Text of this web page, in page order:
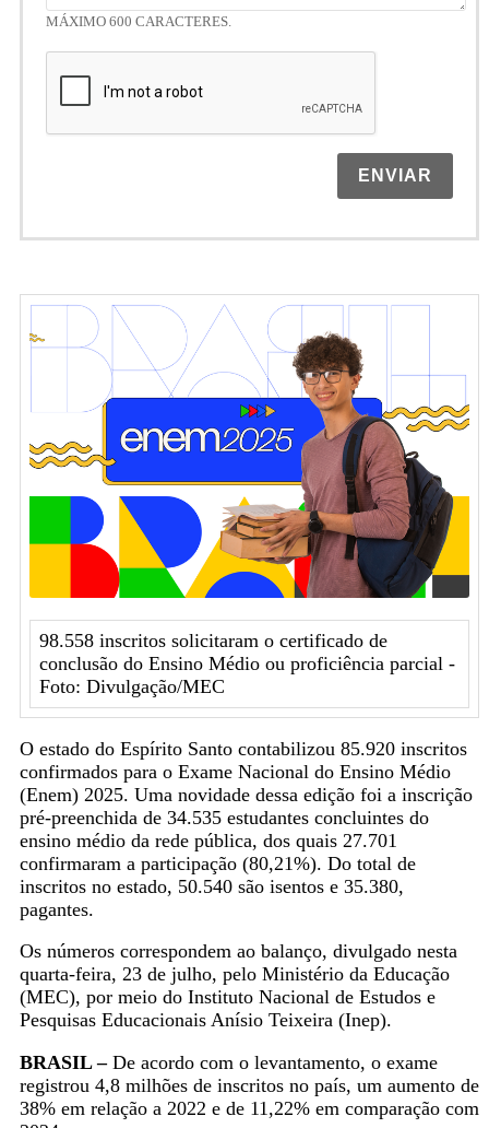
MÁXIMO 600 CARACTERES.
ENVIAR
98.558 inscritos solicitaram o certificado de
conclusão do Ensino Médio ou proficiência parcial -
Foto: Divulgação/MEC
O estado do Espírito Santo contabilizou 85.920 inscritos
confirmados para o Exame Nacional do Ensino Médio
(Enem) 2025. Uma novidade dessa edição foi a inscrição
pré-preenchida de 34.535 estudantes concluintes do
ensino médio da rede pública, dos quais 27.701
confirmaram a participação (80,21%). Do total de
inscritos no estado, 50.540 são isentos e 35.380,
pagantes.
Os números correspondem ao balanço, divulgado nesta
quarta-feira, 23 de julho, pelo Ministério da Educação
(MEC), por meio do Instituto Nacional de Estudos e
Pesquisas Educacionais Anísio Teixeira (Inep).
BRASIL –De acordo com o levantamento, o exame
registrou 4,8 milhões de inscritos no país, um aumento de
38% em relação a 2022 e de 11,22% em comparação com